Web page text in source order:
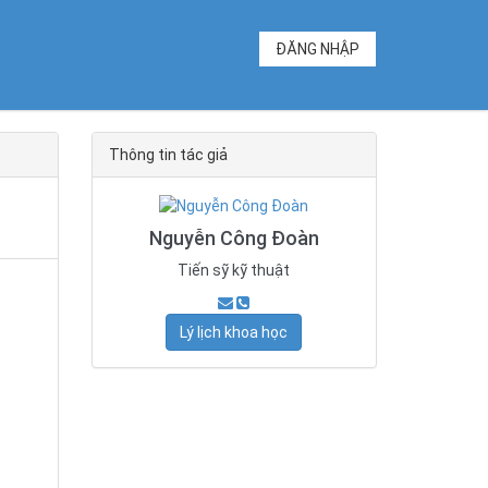
ĐĂNG NHẬP
Thông tin tác giả
Nguyễn Công Đoàn
Tiến sỹ kỹ thuật
Lý lịch khoa học